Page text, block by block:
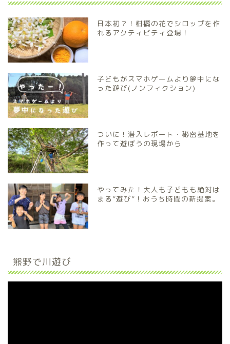
日本初？！柑橘の花でシロップを作
れるアクティビティ登場！
子どもがスマホゲームより夢中にな
った遊び(ノンフィクション)
ついに！潜入レポート・秘密基地を
作って遊ぼうの現場から
やってみた！大人も子どもも絶対は
まる”遊び”！おうち時間の新提案。
熊野で川遊び